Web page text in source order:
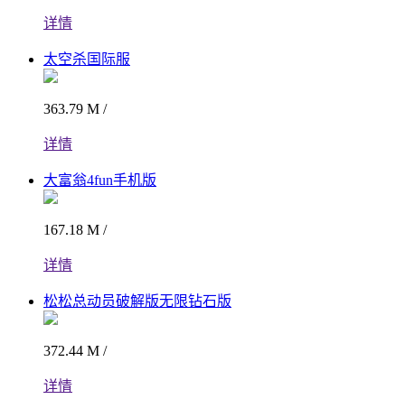
详情
太空杀国际服
363.79 M /
详情
大富翁4fun手机版
167.18 M /
详情
松松总动员破解版无限钻石版
372.44 M /
详情